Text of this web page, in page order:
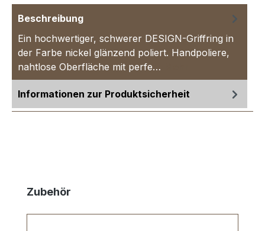
Beschreibung
Ein hochwertiger, schwerer DESIGN-Griffring in
der Farbe nickel glänzend poliert. Handpoliere,
nahtlose Oberfläche mit perfe…
Informationen zur Produktsicherheit
Produktgalerie überspringen
Zubehör